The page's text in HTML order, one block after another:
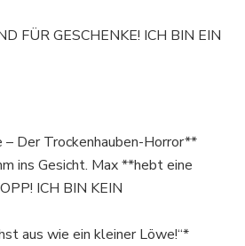
FÜR GESCHENKE! ICH BIN EIN
Der Trockenhauben-Horror**
ins Gesicht. Max **hebt eine
ICH BIN KEIN
aus wie ein kleiner Löwe!“*